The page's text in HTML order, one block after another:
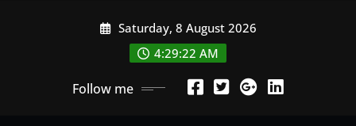
Saturday, 8 August 2026
4:29:24 AM
Follow me